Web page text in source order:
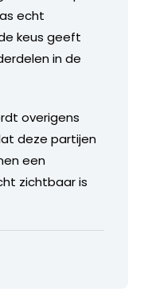
echt
keus geeft
in de
overigens
deze partijen
een
zichtbaar is